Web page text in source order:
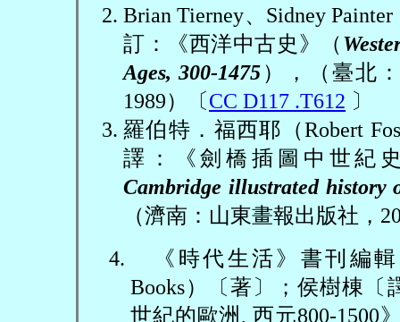
Brian Tierney、 Sidney Painter
訂：《西洋中古史》（
Ages, 300-1475），（臺北
1989）〔CC D117 .T612 〕
羅伯特．福西耶（Robert
譯：《劍橋插圖中世紀
Cambridge illustrated history
（濟南：山東畫報出版社，
4.
《時代生活》書刊編
Books）〔著〕；侯樹棟〔
世紀的歐洲 ,西元800-1500